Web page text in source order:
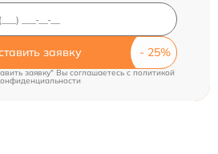
заявку
заявку" Вы соглашаетесь c политикой